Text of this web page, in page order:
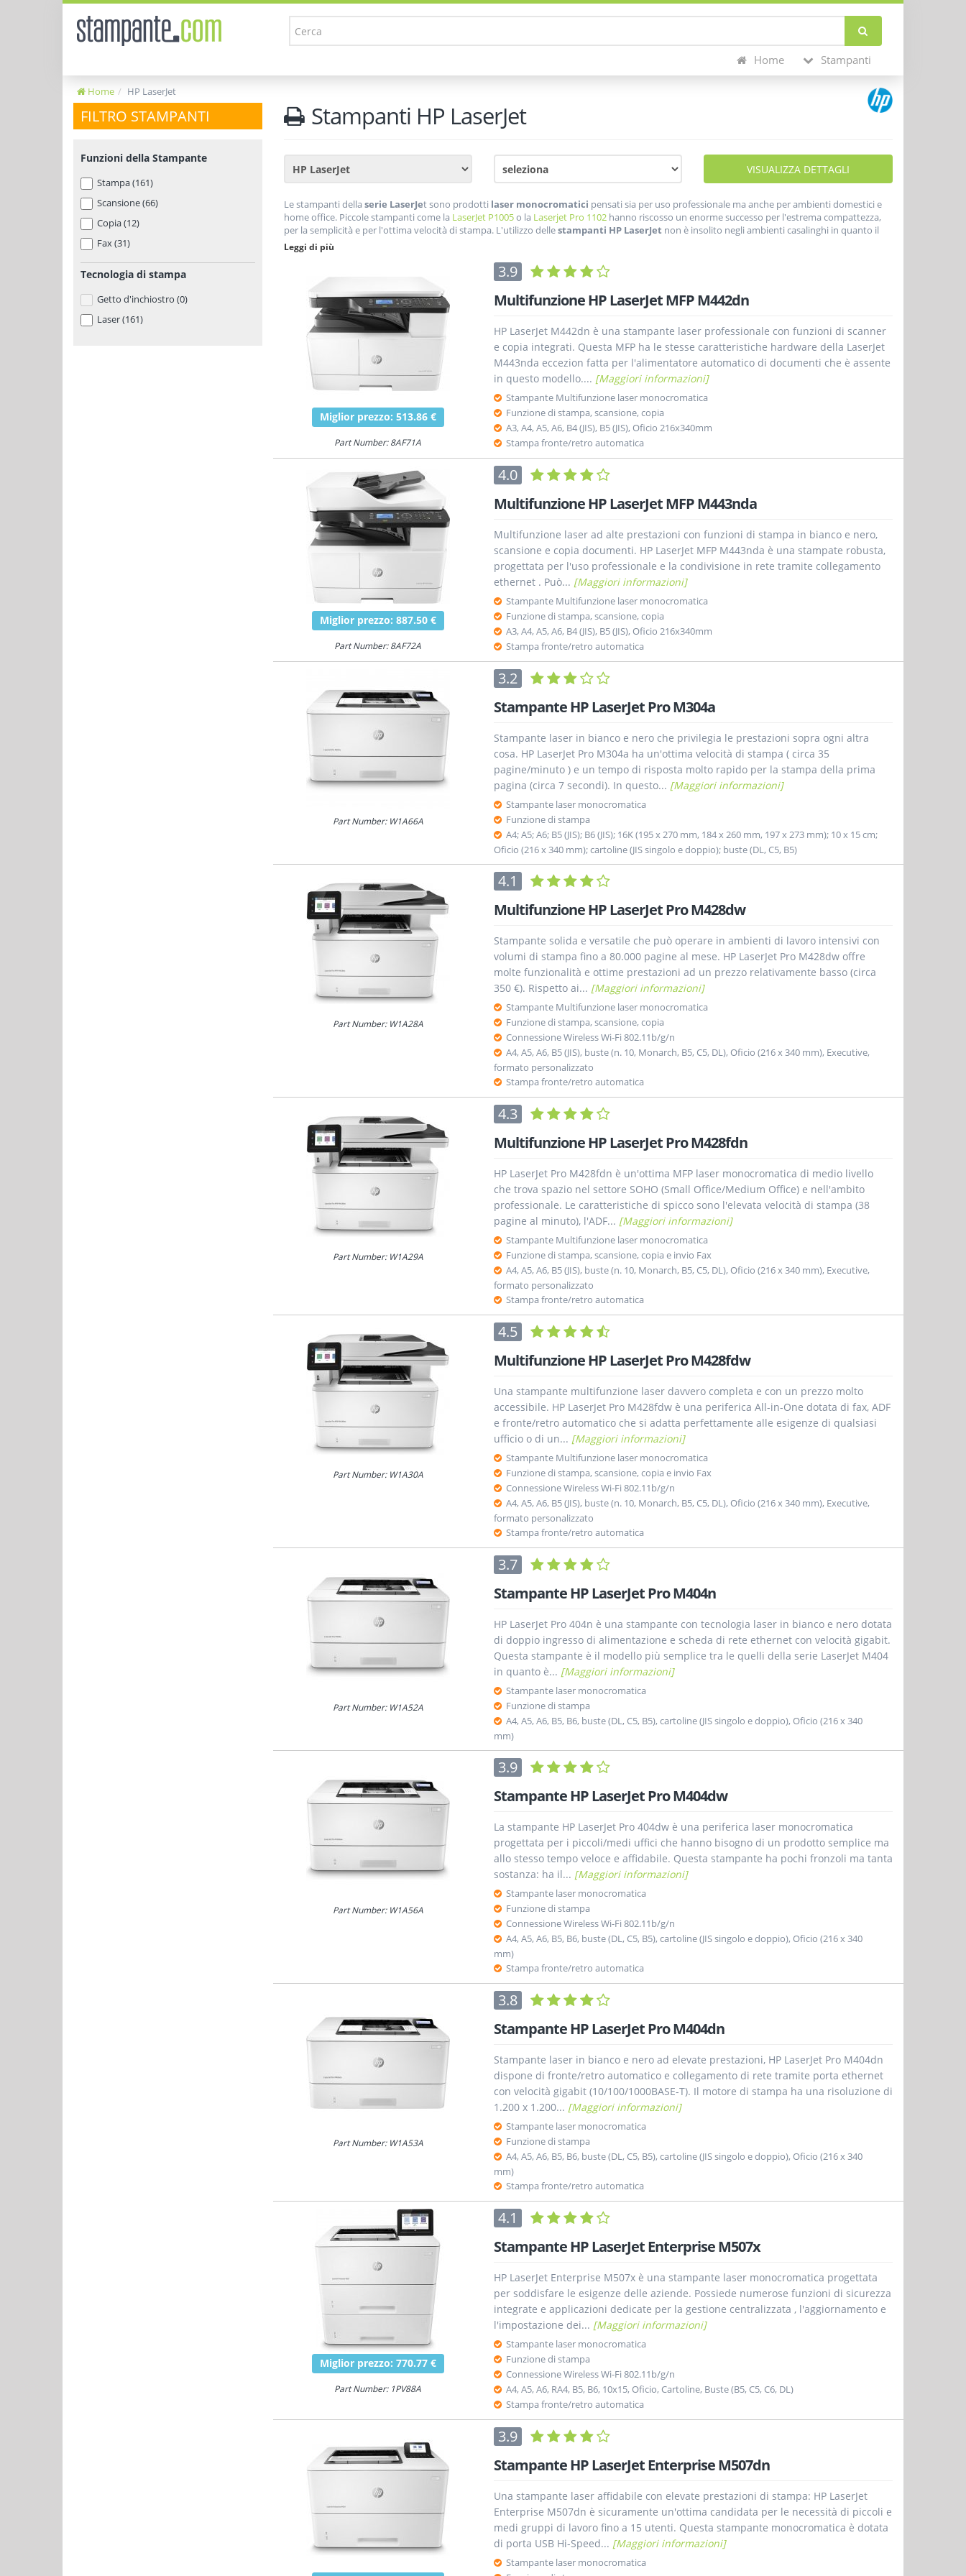
Home Stampanti
Home HP LaserJet
Stampanti HP LaserJet
FILTRO STAMPANTI
Funzioni della Stampante
Stampa (161)
Scansione (66)
Copia (12)
Fax (31)
Tecnologia di stampa
Getto d'inchiostro (0)
Laser (161)
VISUALIZZA DETTAGLI
Le stampanti della serie LaserJet sono prodotti laser monocromatici pensati sia per uso professionale ma anche per ambienti domestici e
home office. Piccole stampanti come la LaserJet P1005o la Laserjet Pro 1102hanno riscosso un enorme successo per l'estrema compattezza,
per la semplicità e per l'ottima velocità di stampa. L'utilizzo dellestampanti HP LaserJet non è insolito negli ambienti casalinghi in quanto il
costo di stampa basso incentiva l'acquisto da parte di molti utenti privati che stampano prevalentemente testi in maniera sporadica. Il
vantaggio utilizzare una
problema di otturazione degli ugelli che affligge le stampanti inkjet quando non sono utilizzate per lunghi periodi.
Leggi di più
Miglior prezzo: 513.86 €
Part Number: 8AF71A
3.9
Multifunzione HP LaserJet MFP M442dn
HP LaserJet M442dn è una stampante laser professionale con funzioni di scanner
e copia integrati. Questa MFP ha le stesse caratteristiche hardware della LaserJet
M443nda eccezion fatta per l'alimentatore automatico di documenti che è assente
in questo modello.... [Maggiori informazioni]
Stampante Multifunzione laser monocromatica
Funzione di stampa, scansione, copia
A3, A4, A5, A6, B4 (JIS), B5 (JIS), Oficio 216x340mm
Stampa fronte/retro automatica
Miglior prezzo: 887.50 €
Part Number: 8AF72A
4.0
Multifunzione HP LaserJet MFP M443nda
Multifunzione laser ad alte prestazioni con funzioni di stampa in bianco e nero,
scansione e copia documenti. HP LaserJet MFP M443nda è una stampate robusta,
progettata per l'uso professionale e la condivisione in rete tramite collegamento
ethernet . Può... [Maggiori informazioni]
Stampante Multifunzione laser monocromatica
Funzione di stampa, scansione, copia
A3, A4, A5, A6, B4 (JIS), B5 (JIS), Oficio 216x340mm
Stampa fronte/retro automatica
Part Number: W1A66A
3.2
Stampante HP LaserJet Pro M304a
Stampante laser in bianco e nero che privilegia le prestazioni sopra ogni altra
cosa. HP LaserJet Pro M304a ha un'ottima velocità di stampa ( circa 35
pagine/minuto ) e un tempo di risposta molto rapido per la stampa della prima
pagina (circa 7 secondi). In questo... [Maggiori informazioni]
Stampante laser monocromatica
Funzione di stampa
A4; A5; A6; B5 (JIS); B6 (JIS); 16K (195 x 270 mm, 184 x 260 mm, 197 x 273 mm); 10 x 15 cm;
Oficio (216 x 340 mm); cartoline (JIS singolo e doppio); buste (DL, C5, B5)
Part Number: W1A28A
4.1
Multifunzione HP LaserJet Pro M428dw
Stampante solida e versatile che può operare in ambienti di lavoro intensivi con
volumi di stampa fino a 80.000 pagine al mese. HP LaserJet Pro M428dw offre
molte funzionalità e ottime prestazioni ad un prezzo relativamente basso (circa
350 €). Rispetto ai... [Maggiori informazioni]
Stampante Multifunzione laser monocromatica
Funzione di stampa, scansione, copia
Connessione Wireless Wi-Fi 802.11b/g/n
A4, A5, A6, B5 (JIS), buste (n. 10, Monarch, B5, C5, DL), Oficio (216 x 340 mm), Executive,
formato personalizzato
Stampa fronte/retro automatica
Part Number: W1A29A
4.3
Multifunzione HP LaserJet Pro M428fdn
HP LaserJet Pro M428fdn è un'ottima MFP laser monocromatica di medio livello
che trova spazio nel settore SOHO (Small Office/Medium Office) e nell'ambito
professionale. Le caratteristiche di spicco sono l'elevata velocità di stampa (38
pagine al minuto), l'ADF... [Maggiori informazioni]
Stampante Multifunzione laser monocromatica
Funzione di stampa, scansione, copia e invio Fax
A4, A5, A6, B5 (JIS), buste (n. 10, Monarch, B5, C5, DL), Oficio (216 x 340 mm), Executive,
formato personalizzato
Stampa fronte/retro automatica
Part Number: W1A30A
4.5
Multifunzione HP LaserJet Pro M428fdw
Una stampante multifunzione laser davvero completa e con un prezzo molto
accessibile. HP LaserJet Pro M428fdw è una periferica All-in-One dotata di fax, ADF
e fronte/retro automatico che si adatta perfettamente alle esigenze di qualsiasi
ufficio o di un... [Maggiori informazioni]
Stampante Multifunzione laser monocromatica
Funzione di stampa, scansione, copia e invio Fax
Connessione Wireless Wi-Fi 802.11b/g/n
A4, A5, A6, B5 (JIS), buste (n. 10, Monarch, B5, C5, DL), Oficio (216 x 340 mm), Executive,
formato personalizzato
Stampa fronte/retro automatica
Part Number: W1A52A
3.7
Stampante HP LaserJet Pro M404n
HP LaserJet Pro 404n è una stampante con tecnologia laser in bianco e nero dotata
di doppio ingresso di alimentazione e scheda di rete ethernet con velocità gigabit.
Questa stampante è il modello più semplice tra le quelli della serie LaserJet M404
in quanto è... [Maggiori informazioni]
Stampante laser monocromatica
Funzione di stampa
A4, A5, A6, B5, B6, buste (DL, C5, B5), cartoline (JIS singolo e doppio), Oficio (216 x 340
mm)
Part Number: W1A56A
3.9
Stampante HP LaserJet Pro M404dw
La stampante HP LaserJet Pro 404dw è una periferica laser monocromatica
progettata per i piccoli/medi uffici che hanno bisogno di un prodotto semplice ma
allo stesso tempo veloce e affidabile. Questa stampante ha pochi fronzoli ma tanta
sostanza: ha il... [Maggiori informazioni]
Stampante laser monocromatica
Funzione di stampa
Connessione Wireless Wi-Fi 802.11b/g/n
A4, A5, A6, B5, B6, buste (DL, C5, B5), cartoline (JIS singolo e doppio), Oficio (216 x 340
mm)
Stampa fronte/retro automatica
Part Number: W1A53A
3.8
Stampante HP LaserJet Pro M404dn
Stampante laser in bianco e nero ad elevate prestazioni, HP LaserJet Pro M404dn
dispone di fronte/retro automatico e collegamento di rete tramite porta ethernet
con velocità gigabit (10/100/1000BASE-T). Il motore di stampa ha una risoluzione di
1.200 x 1.200... [Maggiori informazioni]
Stampante laser monocromatica
Funzione di stampa
A4, A5, A6, B5, B6, buste (DL, C5, B5), cartoline (JIS singolo e doppio), Oficio (216 x 340
mm)
Stampa fronte/retro automatica
Miglior prezzo: 770.77 €
Part Number: 1PV88A
4.1
Stampante HP LaserJet Enterprise M507x
HP LaserJet Enterprise M507x è una stampante laser monocromatica progettata
per soddisfare le esigenze delle aziende. Possiede numerose funzioni di sicurezza
integrate e applicazioni dedicate per la gestione centralizzata , l'aggiornamento e
l'impostazione dei... [Maggiori informazioni]
Stampante laser monocromatica
Funzione di stampa
Connessione Wireless Wi-Fi 802.11b/g/n
A4, A5, A6, RA4, B5, B6, 10x15, Oficio, Cartoline, Buste (B5, C5, C6, DL)
Stampa fronte/retro automatica
3.9
Stampante HP LaserJet Enterprise M507dn
Una stampante laser affidabile con elevate prestazioni di stampa: HP LaserJet
Enterprise M507dn è sicuramente un'ottima candidata per le necessità di piccoli e
medi gruppi di lavoro fino a 15 utenti. Questa stampante monocromatica è dotata
di porta USB Hi-Speed... [Maggiori informazioni]
Stampante laser monocromatica